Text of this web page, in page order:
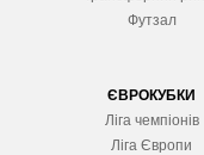
Футзал
ЄВРОКУБКИ
Ліга чемпіонів
Ліга Європи